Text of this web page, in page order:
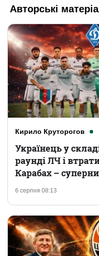
Авторські
Кирило Круторогов
6 серпня 08:13
Українець у
раунді ЛЧ і
Карабах –